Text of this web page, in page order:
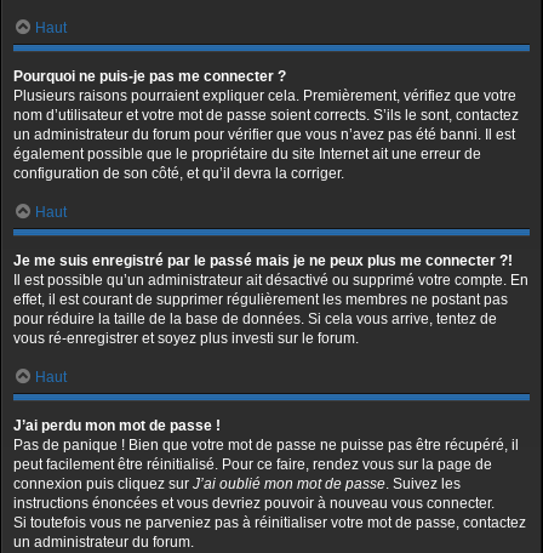
Haut
Pourquoi ne puis-je pas me connecter ?
Plusieurs raisons pourraient expliquer cela. Premièrement, vérifiez que votre
nom d’utilisateur et votre mot de passe soient corrects. S’ils le sont, contactez
un administrateur du forum pour vérifier que vous n’avez pas été banni. Il est
également possible que le propriétaire du site Internet ait une erreur de
configuration de son côté, et qu’il devra la corriger.
Haut
Je me suis enregistré par le passé mais je ne peux plus me connecter ?!
Il est possible qu’un administrateur ait désactivé ou supprimé votre compte. En
effet, il est courant de supprimer régulièrement les membres ne postant pas
pour réduire la taille de la base de données. Si cela vous arrive, tentez de
vous ré-enregistrer et soyez plus investi sur le forum.
Haut
J’ai perdu mon mot de passe !
Pas de panique ! Bien que votre mot de passe ne puisse pas être récupéré, il
peut facilement être réinitialisé. Pour ce faire, rendez vous sur la page de
connexion puis cliquez sur J’ai oublié mon mot de passe. Suivez les
instructions énoncées et vous devriez pouvoir à nouveau vous connecter.
Si toutefois vous ne parveniez pas à réinitialiser votre mot de passe, contactez
un administrateur du forum.